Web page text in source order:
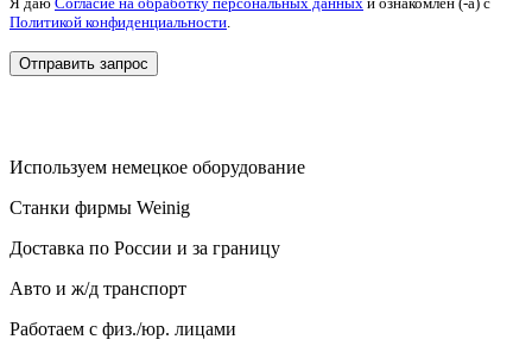
Политикой конфиденциальности
Используем немецкое оборудование
Станки фирмы Weinig
Доставка по России и за границу
Авто и ж/д транспорт
Работаем с физ./юр. лицами